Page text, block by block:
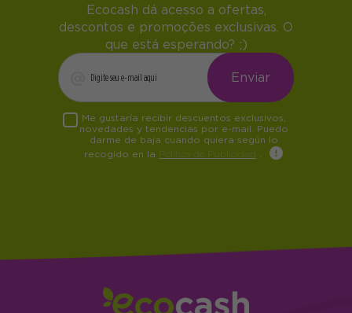
Ecocash dá acesso a ofertas,
descontos e promoções exclusivas. O
que está esperando? ;)
Me gustaría recibir descuentos exclusivos,
novedades y tendencias por e-mail. Puedo
darme de baja cuando quiera según lo
recogido en la Política de Publicidad